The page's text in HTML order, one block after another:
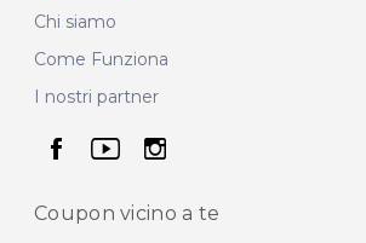
Chi siamo
Come Funziona
I nostri partner
seguici su facebook
seguici su
seguici su
Coupon vicino a te